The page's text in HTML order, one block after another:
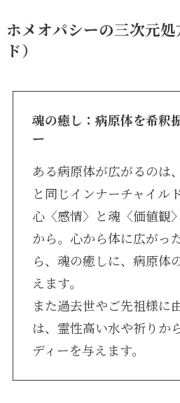
ホメオパシーの三次元
ド）
魂の癒し：病原体を希釈
ー
ある病原体が広がるのは
と同じインナーチャイル
心〈感情〉と魂〈価値観
から。心から体に広がっ
ら、魂の癒しに、病原体
えます。
また過去世やご先祖様に
は、霊性高い水や祈りか
ディーを与えます。